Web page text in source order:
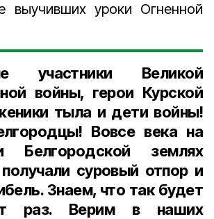
выучивших уроки Огненной
участники Великой
войны, герои Курской
тыла и дети войны!
Вовсе века на
Белгородской землях
получали суровый отпор и
Знаем, что так будет
раз. Верим в наших